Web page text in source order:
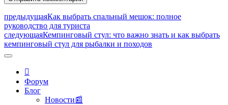
предыдущаяКак выбрать спальный мешок: полное
руководство для туриста
следующаяКемпинговый стул: что важно знать и как выбрать
кемпинговый стул для рыбалки и походов
Форум
Блог
Новости📰